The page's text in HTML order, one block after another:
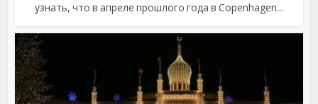
узнать, что в апреле прошлого года в Copenhagen...